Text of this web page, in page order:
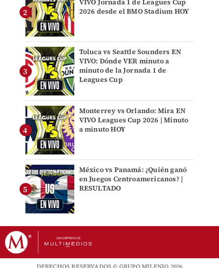
VIVO Jornada 1 de Leagues Cup
2026 desde el BMO Stadium HOY
Toluca vs Seattle Sounders EN
VIVO: Dónde VER minuto a
minuto de la Jornada 1 de
Leagues Cup
Monterrey vs Orlando: Mira EN
VIVO Leagues Cup 2026 | Minuto
a minuto HOY
México vs Panamá: ¿Quién ganó
en Juegos Centroamericanos? |
RESULTADO